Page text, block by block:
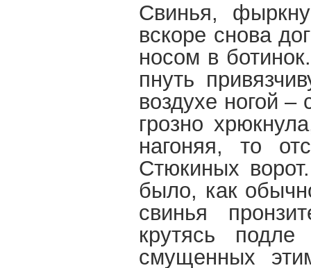
Свинья,
вскоре снова
носом в
пнуть
воздухе ногой –
грозно
нагоняя, то
Стюкиных
было, как
свинья
крутясь
смущенных